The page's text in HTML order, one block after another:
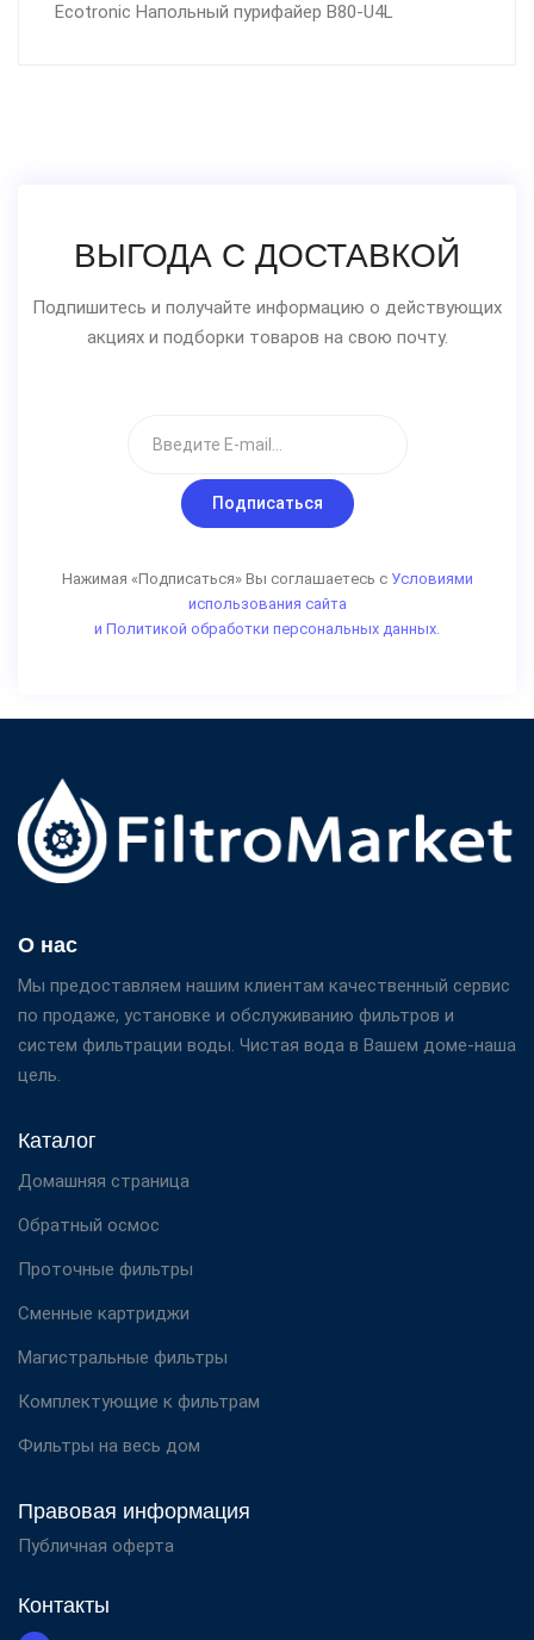
Ecotronic Напольный пурифайер B80-U4L
ВЫГОДА С ДОСТАВКОЙ
Подпишитесь и получайте информацию о действующих
акциях и подборки товаров на свою почту.
Подписаться
Нажимая «Подписаться» Вы соглашаетесь с Условиями
использования сайта
и Политикой обработки персональных данных.
О нас
Мы предоставляем нашим клиентам качественный сервис
по продаже, установке и обслуживанию фильтров и
систем фильтрации воды. Чистая вода в Вашем доме-наша
цель.
Каталог
Домашняя страница
Обратный осмос
Проточные фильтры
Сменные картриджи
Магистральные фильтры
Комплектующие к фильтрам
Фильтры на весь дом
Правовая информация
Публичная оферта
Контакты